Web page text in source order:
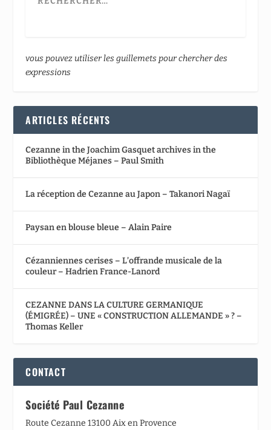
vous pouvez utiliser les guillemets pour chercher des
expressions
ARTICLES RÉCENTS
Cezanne in the Joachim Gasquet archives in the
Bibliothèque Méjanes – Paul Smith
La réception de Cezanne au Japon – Takanori Nagaï
Paysan en blouse bleue – Alain Paire
Cézanniennes cerises – L’offrande musicale de la
couleur – Hadrien France-Lanord
CEZANNE DANS LA CULTURE GERMANIQUE
(ÉMIGRÉE) – UNE « CONSTRUCTION ALLEMANDE » ? –
Thomas Keller
CONTACT
Société Paul Cezanne
Route Cezanne 13100 Aix en Provence